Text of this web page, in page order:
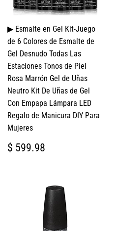
▶ Esmalte en Gel Kit-Juego
de 6 Colores de Esmalte de
Gel Desnudo Todas Las
Estaciones Tonos de Piel
Rosa Marrón Gel de Uñas
Neutro Kit De Uñas de Gel
Con Empapa Lámpara LED
Regalo de Manicura DIY Para
Mujeres
PRECIO
HABITUAL
$ 599.98